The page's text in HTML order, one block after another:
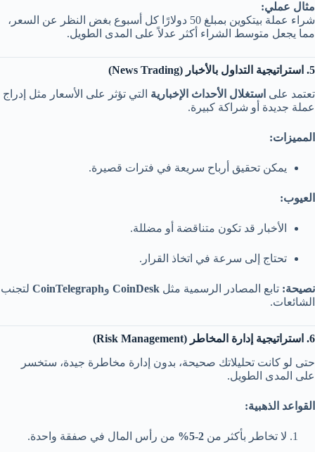
مثال عملي:
شراء عملة بيتكوين بمبلغ 50 دولارًا كل أسبوع بغض النظر عن السعر،
مما يجعل متوسط الشراء أكثر عدلاً على المدى الطويل.
5. استراتيجية التداول بالأخبار (News Trading)
تعتمد على استغلال الأحداث الإخبارية التي تؤثر على الأسعار مثل إدراج
عملة جديدة أو شراكة كبيرة.
المميزات:
يمكن تحقيق أرباح سريعة في فترات قصيرة.
العيوب:
الأخبار قد تكون متناقضة أو مضللة.
تحتاج إلى سرعة في اتخاذ القرار.
نصيحة: تابع المصادر الرسمية مثل CoinDesk وCoinTelegraph لتجنب
الشائعات.
6. استراتيجية إدارة المخاطر (Risk Management)
حتى لو كانت تحليلاتك صحيحة، بدون إدارة مخاطرة جيدة، ستخسر
على المدى الطويل.
القواعد الذهبية:
لا تخاطر بأكثر من 2-5% من رأس المال في صفقة واحدة.